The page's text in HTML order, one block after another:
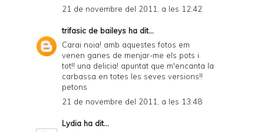
21 de novembre del 2011, a les 12:42
trifasic de baileys ha dit...
Carai noia! amb aquestes fotos em
venen ganes de menjar-me els pots i
tot!! una delicia! apuntat que m'encanta la
carbassa en totes les seves versions!!
petons
21 de novembre del 2011, a les 13:48
Lydia ha dit...